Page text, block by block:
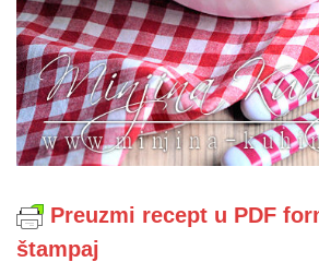
Preuzmi recept u PDF
štampaj